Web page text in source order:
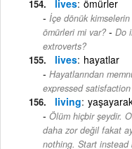
lives ömürler
İçe dönük kimselerin
ömürleri mi var? - Do
extroverts?
lives hayatlar
Hayatlarından
expressed
living
Ölüm hiçbir şeydir.
daha zor değil fakat
nothing. Start